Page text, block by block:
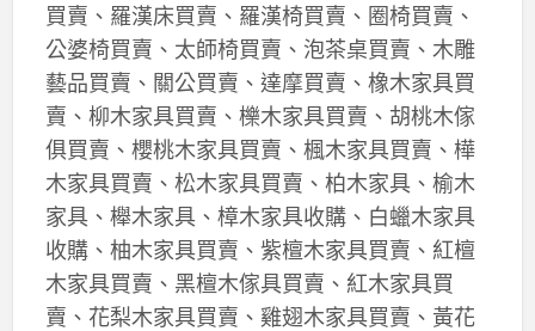
買賣、羅漢床買賣、羅漢椅買賣、圈椅買賣、
公婆椅買賣、太師椅買賣、泡茶桌買賣、木雕
藝品買賣、關公買賣、達摩買賣、橡木家具買
賣、柳木家具買賣、櫟木家具買賣、胡桃木傢
俱買賣、櫻桃木家具買賣、楓木家具買賣、樺
木家具買賣、松木家具買賣、柏木家具、榆木
家具、櫸木家具、樟木家具收購、白蠟木家具
收購、柚木家具買賣、紫檀木家具買賣、紅檀
木家具買賣、黑檀木傢具買賣、紅木家具買
賣、花梨木家具買賣、雞翅木家具買賣、黃花